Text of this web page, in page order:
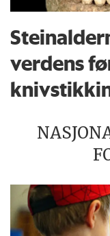
verdens